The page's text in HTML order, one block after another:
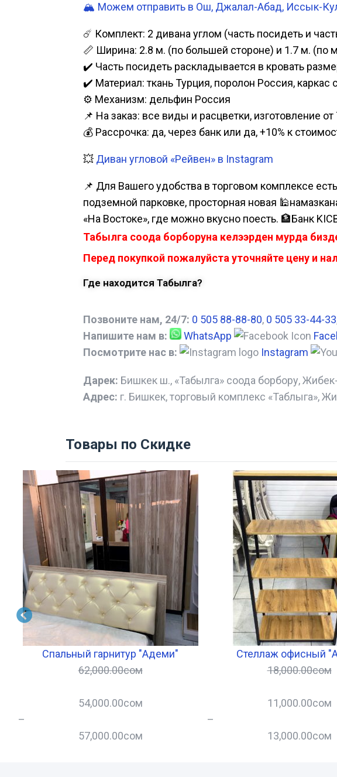
🏔️ Можем отправить в Ош, Джалал-Абад, Иссык-
☄️ Комплект: 2 дивана углом (часть посидеть и
📏 Ширина: 2.8 м. (по большей стороне) и 1.7 м. (по
✔️ Часть посидеть раскладывается в кровать
✔️ Материал: ткань Турция, поролон Россия, каркас
⚙️ Механизм: дельфин Россия
📌 На заказ: все виды и расцветки, изготовление
💰 Рассрочка: да, через банк или да, +10% к
💥 Диван угловой «Рейвен» в Instagram
📌 Для Вашего удобства в торговом комплексе
подземной парковке, просторная новая
«На Востоке», где можно вкусно поесть. 🏦Банк
Табылга соода борборуна келээрден мурда
Перед покупкой пожалуйста уточняйте цену и
Где находится Табылга?
Позвоните нам, 24/7: 0 505 88-88-80, 0 505 33-44-33
Напишите нам в:
WhatsApp
Посмотрите нас в:
Instagram
Дарек: Бишкек ш., «Табылга» соода борбору,
Адрес: г. Бишкек, торговый комплекс «Таблыга»,
Товары по Скидке
Спальный гарнитур "Адеми"
62,000.00сом
54,000.00сом
–
57,000.00сом
Стеллаж офисный
18,000.00сом
11,000.00сом
–
13,000.00сом